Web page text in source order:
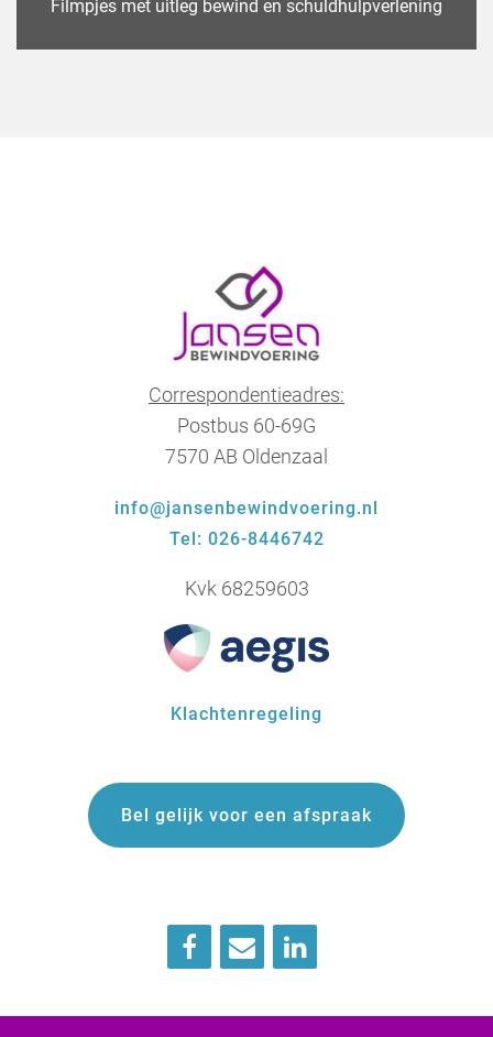
Filmpjes met uitleg bewind en schuldhulpverlening
Correspondentieadres:
Postbus 60-69G
7570 AB Oldenzaal
info@jansenbewindvoering.nl
Tel: 026-8446742
Kvk 68259603
Klachtenregeling
Bel gelijk voor een afspraak